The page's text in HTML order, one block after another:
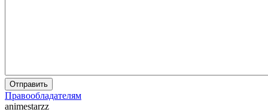
Отправить
Правообладателям
animestarzz